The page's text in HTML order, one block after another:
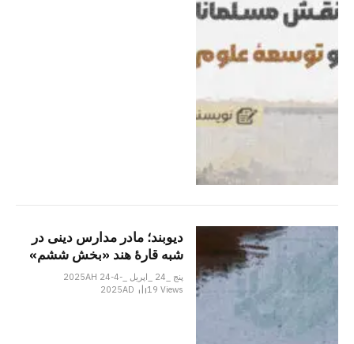
دیوبند؛ مادر مدارس دینی در
شبه قارۀ هند «بخش ششم»
پنج _24 _اپریل _2025AH 24-4-
2025AD
19Views